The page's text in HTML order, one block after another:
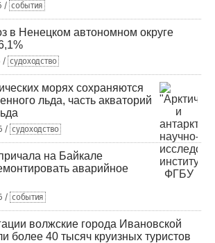
/ события
в Ненецком автономном округе
/ судоходство
морях сохраняются
льда, часть акваторий
/ судоходство
на Байкале
аварийное
/ события
волжские города Ивановской
более 40 тысяч круизных туристов